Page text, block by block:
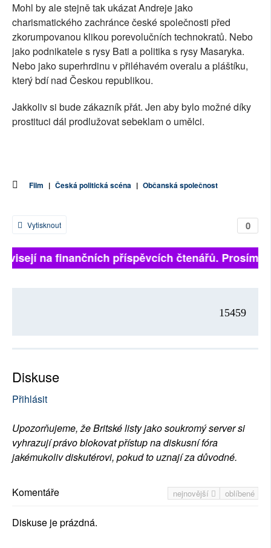
Mohl by ale stejně tak ukázat Andreje jako
charismatického zachránce české společnosti před
zkorumpovanou klikou porevolučních technokratů. Nebo
jako podnikatele s rysy Bati a politika s rysy Masaryka.
Nebo jako superhrdinu v přiléhavém overalu a pláštíku,
který bdí nad Českou republikou.
Jakkoliv si bude zákazník přát. Jen aby bylo možné díky
prostituci dál prodlužovat sebeklam o umělci.
Film | Česká politická scéna | Občanská společnost
0
Vytisknout
na finančních příspěvcích čtenářů. Prosíme,
15459
Diskuse
Přihlásit
Upozorňujeme, že Britské listy jako soukromý server si
vyhrazují právo blokovat přístup na diskusní fóra
jakémukoliv diskutérovi, pokud to uznají za důvodné.
nejnovější oblíbené
Komentáře
Diskuse je prázdná.